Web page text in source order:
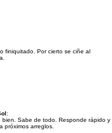
finiquitado. Por cierto se ciñe al
:
Sabe de todo. Responde rápido y
próximos arreglos.